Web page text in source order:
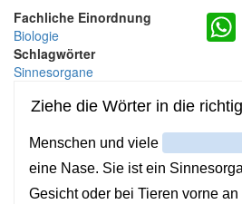
Fachliche Einordnung
Biologie
Schlagwörter
Sinnesorgane